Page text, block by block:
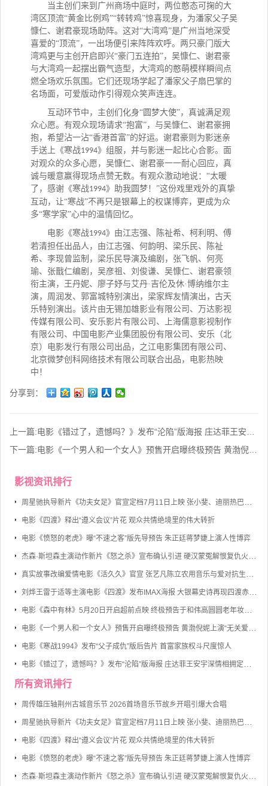
当主创们来到广州商场中庭时，两位憨态可掬的大
湾区顶流“黄金比例鸡”“转转鸡”惊喜现身，为潘家父子吴
慷仁、谢君豪现场助阵。这对“大湾鸡”是广州当地深受
喜爱的“顶流”，一出场便引来阵阵欢呼。两只豪门版大
湾鸡更与主创开启即兴“豪门五连拍”，吴慷仁、谢君豪
与大湾鸡一起摆出霸气造型，大湾鸡的憨萌模样瞬间点
燃全场欢乐氛围。它们还现场学起了潘家父子扇巴掌的
名场面，可爱版动作引得观众笑声连连。
互动环节中，主创们化身“圆梦大使”，真诚满足观
众心愿。有观众现场请求“抱富”，与吴慷仁、谢君豪拥
抱，希望沾一沾“香港首富”的好运。谢君豪则为影迷亲
手送上《寒战1994》组服，并与影迷一起比心合影。面
对观众的众多心愿，吴慷仁、谢君豪一一耐心回应，真
诚与暖意赢得现场点赞无数。有观众激动地说：“太暖
了，感谢《寒战1994》助我圆梦！”这份戏里戏外的真挚
互动，让“寒战”不再只是银幕上的权谋博弈，更成为众
多“寒学家”心中的温情回忆。
电影《寒战1994》由江志强、陈祉希、柯利明、傅
若清担任出品人，由江志强、何韵明、梁乐民、陈祉
希、李现曾监制，梁乐民导演及编剧，张飞帆、何亮
瑜、张戬仁编剧，吴彦祖、刘俊谦、吴慷仁、谢君豪领
衔主演，王丹妮、廖子妤与艾丹·吉伦及休·博纳维尔主
演，周润发、郭富城特别演出，梁家辉友情演出，古天
乐特别演出。该片由无锡加雄影业有限公司、万达影视
传媒有限公司、安乐影片有限公司、上海儒意影视制作
有限公司、中国电影产业集团股份有限公司、安乐（北
京）电影发行有限公司出品，之江电影集团有限公司、
北京微梦创科网络技术有限公司联合出品，电影热映
中！
分享到：
上一篇:电影《错过了，遗憾吗？》发布“沦陷”版海报 庄达菲王安宇深情相拥定格心动瞬间
下一篇:电影《一个男人和一个女人》预售开启曝终极预告 黄渤倪妮上演“无关爱情的邂逅”
影视资讯排行
电影《四渡》释出“遵义会议”片花 观众共情绝境里的伟大转折
电影《愤怒的老虎》曝“不速之客”版先导预告 朱正廷蒋梦婕上演人性博弈
电影《寒战1994》发布“父子成仇”版后告片 首富家族权斗尺度惊人
所有资讯排行
周传雄压轴荆州古城音乐节 2026首场音乐节故乡开唱引爆大合唱
电影《四渡》释出“遵义会议”片花 观众共情绝境里的伟大转折
电影《愤怒的老虎》曝“不速之客”版先导预告 朱正廷蒋梦婕上演人性博弈